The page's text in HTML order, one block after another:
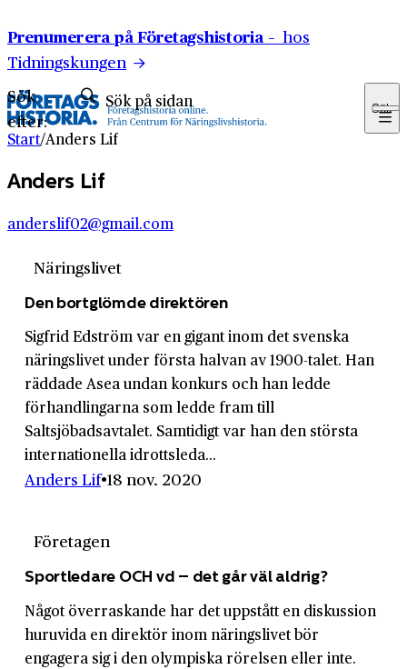
Prenumerera på Företagshistoria – hos
Tidningskungen
Sök
efter:
Sök
Start/Anders Lif
Anders Lif
anderslif02@gmail.com
Näringslivet
Den bortglömde direktören
Sigfrid Edström var en gigant inom det svenska
näringslivet under första halvan av 1900-talet. Han
räddade Asea undan konkurs och han ledde
förhandlingarna som ledde fram till
Saltsjöbadsavtalet. Samtidigt var han den största
internationella idrottsleda...
Anders Lif 18 nov. 2020
Företagen
Sportledare OCH vd – det går väl aldrig?
Något överraskande har det uppstått en diskussion
huruvida en direktör inom näringslivet bör
engagera sig i den olympiska rörelsen eller inte.